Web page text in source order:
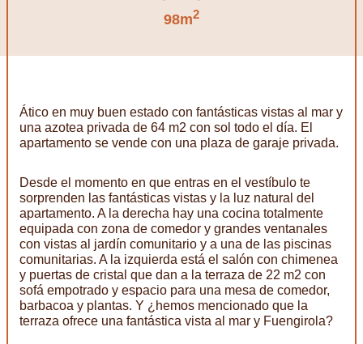
98m2
Ático en muy buen estado con fantásticas vistas al mar y
una azotea privada de 64 m2 con sol todo el día. El
apartamento se vende con una plaza de garaje privada.
Desde el momento en que entras en el vestíbulo te
sorprenden las fantásticas vistas y la luz natural del
apartamento. A la derecha hay una cocina totalmente
equipada con zona de comedor y grandes ventanales
con vistas al jardín comunitario y a una de las piscinas
comunitarias. A la izquierda está el salón con chimenea
y puertas de cristal que dan a la terraza de 22 m2 con
sofá empotrado y espacio para una mesa de comedor,
barbacoa y plantas. Y ¿hemos mencionado que la
terraza ofrece una fantástica vista al mar y Fuengirola?